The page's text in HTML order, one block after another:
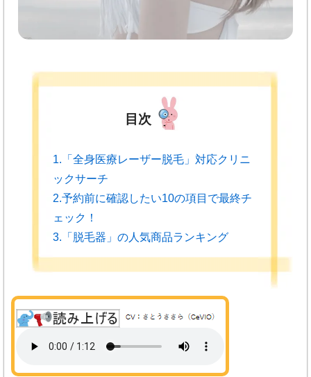
目次
1.「全身医療レーザー脱毛」対応クリニ
ックサーチ
2.予約前に確認したい10の項目で最終チ
ェック！
3.「脱毛器」の人気商品ランキング